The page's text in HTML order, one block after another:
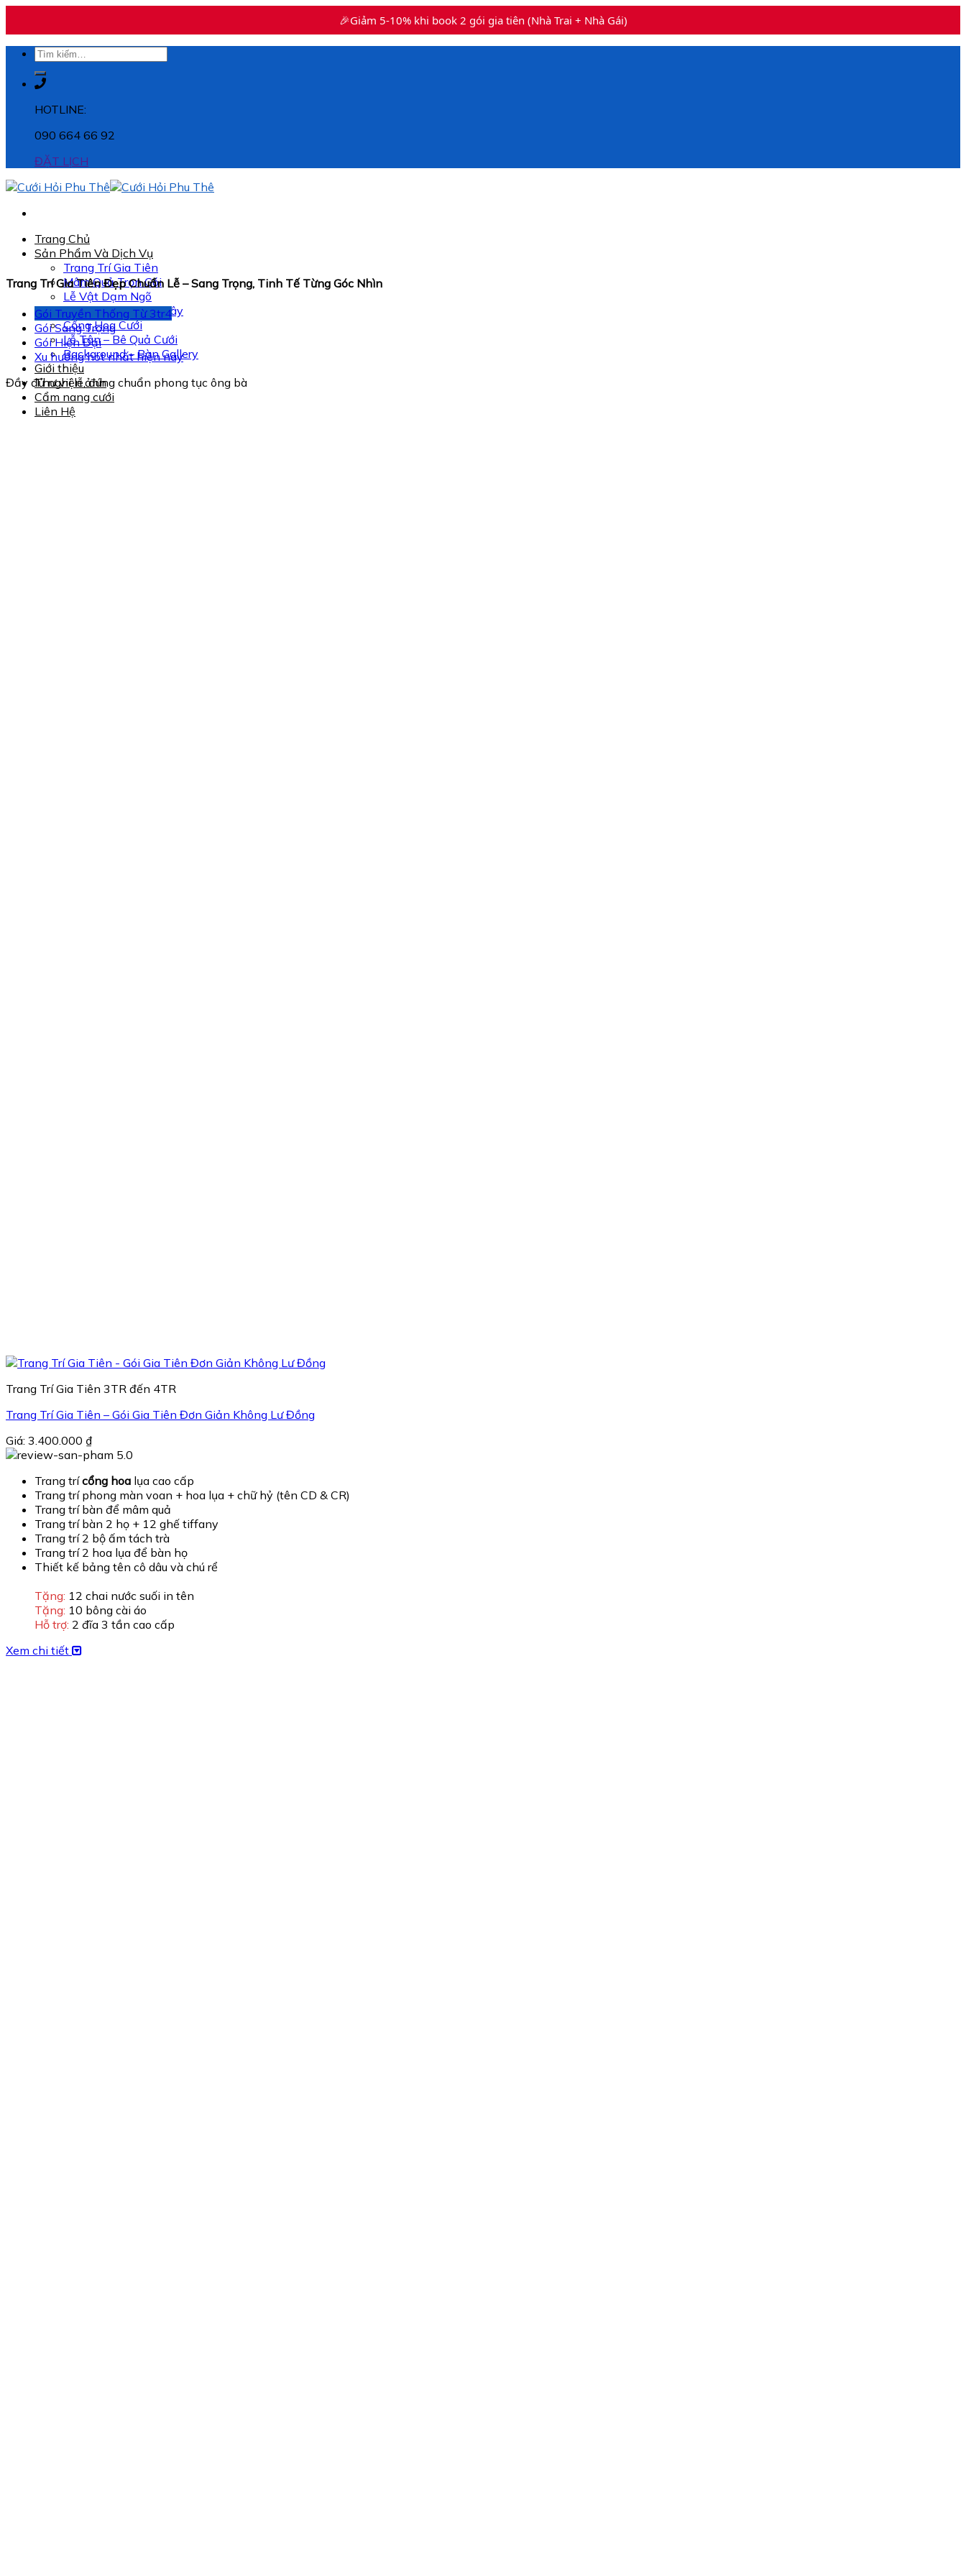
🎉Giảm 5-10% khi book 2 gói gia tiên (Nhà Trai + Nhà Gái)
content
Tìm
HOTLINE:
090 664 66 92
ĐẶT LỊCH
Trang Chủ
Sản Phẩm Và Dịch Vụ
Trang Trí Gia Tiên
Mâm Quả Trọn Gói
Lễ Vật Dạm Ngõ
Long Phụng – Trái Cây
Cổng Hoa Cưới
Lễ Tân – Bê Quả Cưới
Background – Bàn Gallery
Giới thiệu
Thư viện ảnh
Cẩm nang cưới
Liên Hệ
Trang Trí Gia Tiên Đẹp Chuẩn Lễ – Sang Trọng, Tinh Tế Từng Góc Nhìn
Gói Truyền Thống Từ 3tr4
Gói Sang Trọng
Gói Hiện Đại
Xu hướng hot nhất hiện nay
Đầy đủ nghi lễ, đúng chuẩn phong tục ông bà
Trang Trí Gia Tiên 3TR đến 4TR
Trang Trí Gia Tiên – Gói Gia Tiên Đơn Giản Không Lư Đồng
Giá: 3.400.000 ₫
5.0
Trang trícổng hoa lụa cao cấp
Trang trí phong màn voan + hoa lụa + chữ hỷ (tên CD & CR)
Trang trí bàn để mâm quả
Trang trí bàn 2 họ + 12 ghế tiffany
Trang trí 2 bộ ấm tách trà
Trang trí 2 hoa lụa để bàn họ
Thiết kế bảng tên cô dâu và chú rể
Tặng: 12 chai nước suối in tên
Tặng: 10 bông cài áo
Hỗ trợ: 2 đĩa 3 tần cao cấp
Xem chi tiết